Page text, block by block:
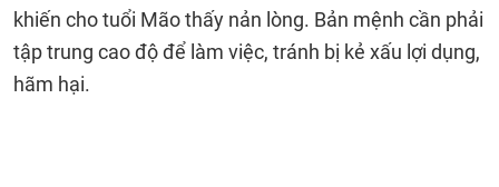
khiến cho tuổi Mão thấy nản lòng. Bản mệnh cần phải
tập trung cao độ để làm việc, tránh bị kẻ xấu lợi dụng,
hãm hại.